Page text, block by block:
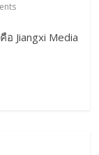
Jiangxi Media